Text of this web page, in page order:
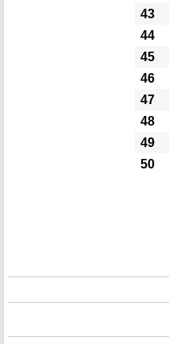
43
44
45
46
47
48
49
50